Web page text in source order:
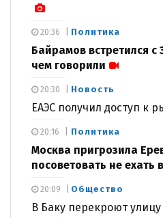
Политика
Байрамов встретился с
чем говорили
20:36
Новость
ЕАЭС получил доступ к
20:30
Политика
Москва пригрозила
посоветовать не ехать
20:16
Общество
В Баку перекроют
20:09